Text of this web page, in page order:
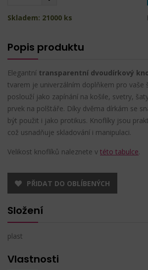
Skladem: 21000 ks
Popis produktu
Elegantní transparentní dvoudírkový
tvarem je univerzálním doplňkem pro vaše
poslouží jako zapínání na košile, svetry,
prvek na polštáře. Díky dvěma dírkám se
být použit i jako protikus. Knoflíky jsou
což usnadňuje skladování i manipulaci.
Velikost knoflíků naleznete v této tabulce.
PŘIDAT DO OBLÍBENÝCH
Složení
plast
Vlastnosti